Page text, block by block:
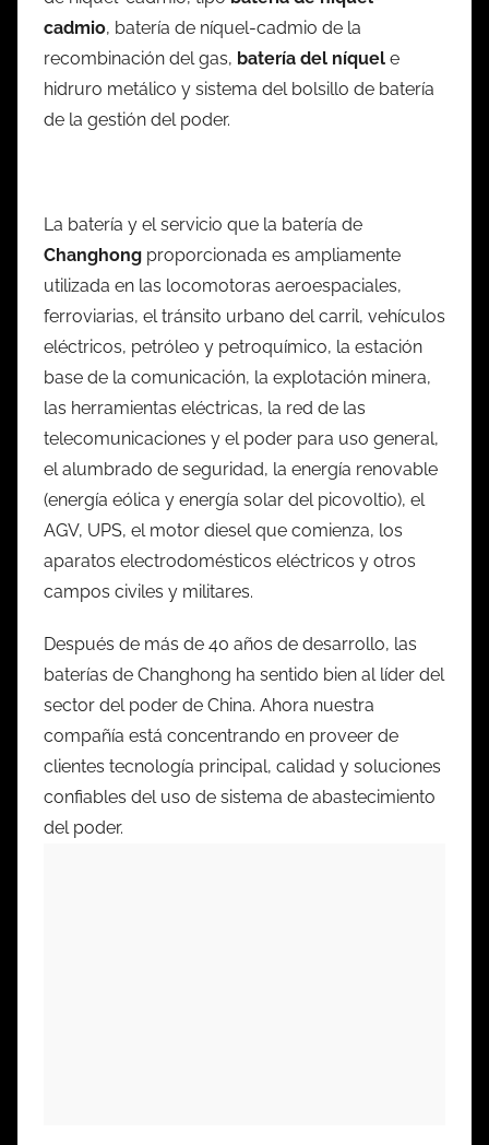
cadmio, batería de níquel-cadmio de la
recombinación del gas, batería del níquel e
hidruro metálico y sistema del bolsillo de batería
de la gestión del poder.
La batería y el servicio que la batería de
Changhong proporcionada es ampliamente
utilizada en las locomotoras aeroespaciales,
ferroviarias, el tránsito urbano del carril, vehículos
eléctricos, petróleo y petroquímico, la estación
base de la comunicación, la explotación minera,
las herramientas eléctricas, la red de las
telecomunicaciones y el poder para uso general,
el alumbrado de seguridad, la energía renovable
(energía eólica y energía solar del picovoltio), el
AGV, UPS, el motor diesel que comienza, los
aparatos electrodomésticos eléctricos y otros
campos civiles y militares.
Después de más de 40 años de desarrollo, las
baterías de Changhong ha sentido bien al líder del
sector del poder de China. Ahora nuestra
compañía está concentrando en proveer de
clientes tecnología principal, calidad y soluciones
confiables del uso de sistema de abastecimiento
del poder.